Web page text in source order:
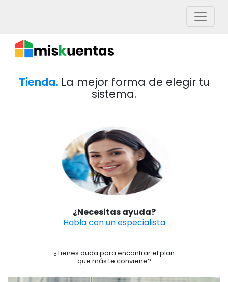
Tienda. La mejor forma de elegir tu
sistema.
¿Necesitas ayuda?
Habla con unespecialista
¿Tienes duda para encontrar el plan
que más te conviene?